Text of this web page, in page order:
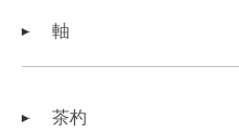
軸
茶杓